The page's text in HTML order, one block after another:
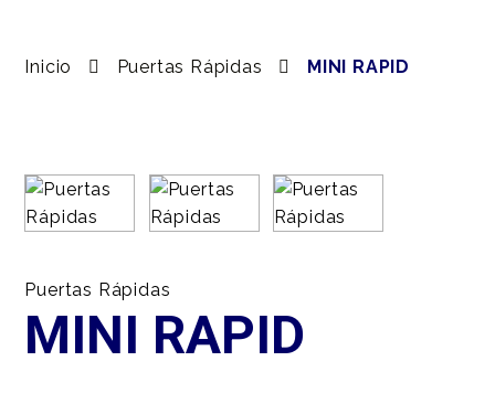
Inicio Puertas Rápidas MINI RAPID
Puertas Rápidas
MINI RAPID